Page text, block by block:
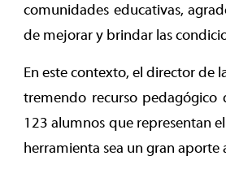
comunidades educativas,
de mejorar y brindar las
En este contexto, el director de
tremendo recurso pedagógico
123 alumnos que representan
herramienta sea un gran aporte